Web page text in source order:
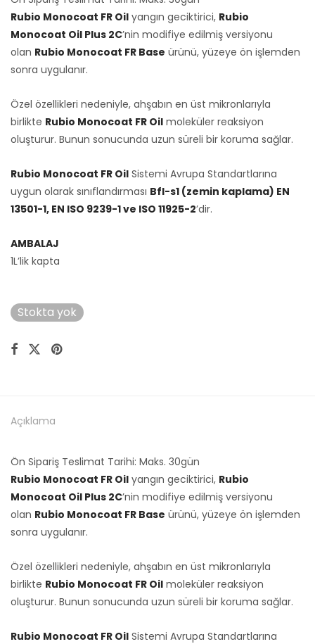
Rubio Monocoat FR Oil yangın geciktirici, Rubio
Monocoat Oil Plus 2C’nin modifiye edilmiş versiyonu
olan Rubio Monocoat FR Base ürünü, yüzeye ön işlemden
sonra uygulanır.
Özel özellikleri nedeniyle, ahşabın en üst mikronlarıyla
birlikte Rubio Monocoat FR Oil moleküler reaksiyon
oluşturur. Bunun sonucunda uzun süreli bir koruma sağlar.
Rubio Monocoat FR Oil Sistemi Avrupa Standartlarına
uygun olarak sınıflandırması Bfl-s1 (zemin kaplama) EN
13501-1, EN ISO 9239-1 ve ISO 11925-2’dir.
AMBALAJ
1L’lik kapta
Stokta yok
Açıklama
Ön Sipariş Teslimat Tarihi: Maks. 30gün
Rubio Monocoat FR Oil yangın geciktirici, Rubio
Monocoat Oil Plus 2C’nin modifiye edilmiş versiyonu
olan Rubio Monocoat FR Base ürünü, yüzeye ön işlemden
sonra uygulanır.
Özel özellikleri nedeniyle, ahşabın en üst mikronlarıyla
birlikte Rubio Monocoat FR Oil moleküler reaksiyon
oluşturur. Bunun sonucunda uzun süreli bir koruma sağlar.
Rubio Monocoat FR Oil Sistemi Avrupa Standartlarına